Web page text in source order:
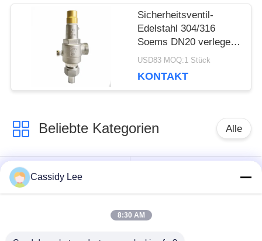
Sicherheitsventil-
Edelstahl 304/316
Soems DN20 verlegen
kälteerzeugender
USD83 MOQ:1 Stück
KONTAKT
Beliebte Kategorien Alle
Tieftemperatur-
Absperrventil
kälteerzeugendes
Cassidy Lee
8:30 AM